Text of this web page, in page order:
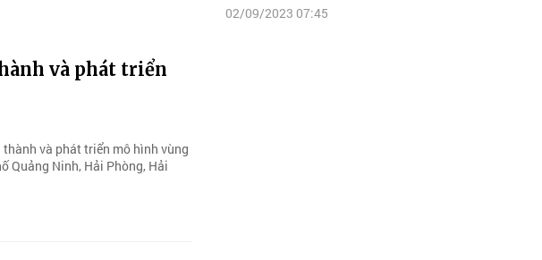
02/09/2023 07:45
và phát triển
và phát triển mô hình vùng
Quảng Ninh, Hải Phòng, Hải